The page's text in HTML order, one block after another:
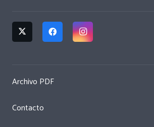
Archivo PDF
Contacto